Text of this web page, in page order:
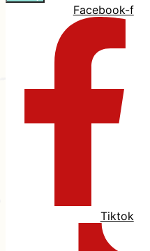
Facebook-f
Tiktok